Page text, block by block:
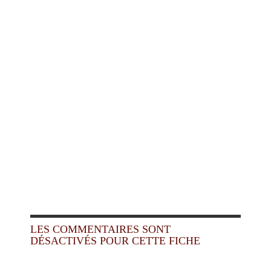
LES COMMENTAIRES SONT
DÉSACTIVÉS POUR CETTE FICHE